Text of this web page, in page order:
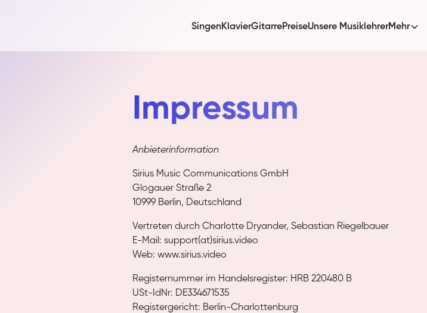
SingenKlavierGitarrePreiseUnsere MusiklehrerMehr
Impressum
Anbieterinformation
Sirius Music Communications GmbH
Glogauer Straße 2
10999 Berlin, Deutschland
Vertreten durch Charlotte Dryander, Sebastian Riegelbauer
E-Mail: support(at)sirius.video
Web: www.sirius.video
Registernummer im Handelsregister: HRB 220480 B
USt-IdNr: DE334671535
Registergericht: Berlin-Charlottenburg